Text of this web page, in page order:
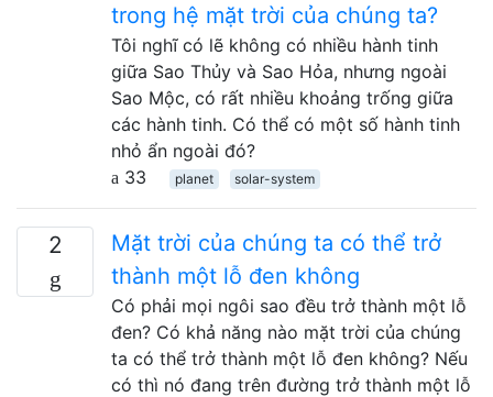
trong hệ mặt trời của chúng ta?
Tôi nghĩ có lẽ không có nhiều hành tinh
giữa Sao Thủy và Sao Hỏa, nhưng ngoài
Sao Mộc, có rất nhiều khoảng trống giữa
các hành tinh. Có thể có một số hành tinh
nhỏ ẩn ngoài đó?
33
planet solar-system
2
Mặt trời của chúng ta có thể trở
thành một lỗ đen không
Có phải mọi ngôi sao đều trở thành một lỗ
đen? Có khả năng nào mặt trời của chúng
ta có thể trở thành một lỗ đen không? Nếu
có thì nó đang trên đường trở thành một lỗ